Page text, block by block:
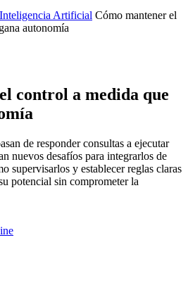
Inteligencia Artificial Cómo mantener el
autonomía
control a medida que
de responder consultas a ejecutar
nuevos desafíos para integrarlos de
supervisarlos y establecer reglas claras
potencial sin comprometer la